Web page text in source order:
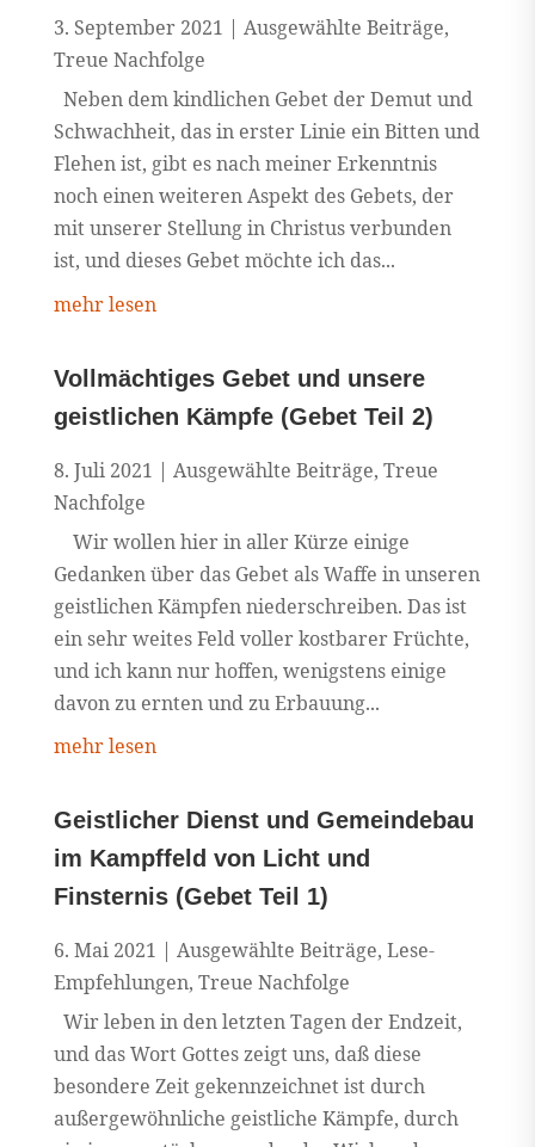
3. September 2021 | Ausgewählte Beiträge,
Treue Nachfolge
Neben dem kindlichen Gebet der Demut und
Schwachheit, das in erster Linie ein Bitten und
Flehen ist, gibt es nach meiner Erkenntnis
noch einen weiteren Aspekt des Gebets, der
mit unserer Stellung in Christus verbunden
ist, und dieses Gebet möchte ich das...
mehr lesen
Vollmächtiges Gebet und unsere
geistlichen Kämpfe (Gebet Teil 2)
8. Juli 2021 | Ausgewählte Beiträge, Treue
Nachfolge
Wir wollen hier in aller Kürze einige
Gedanken über das Gebet als Waffe in unseren
geistlichen Kämpfen niederschreiben. Das ist
ein sehr weites Feld voller kostbarer Früchte,
und ich kann nur hoffen, wenigstens einige
davon zu ernten und zu Erbauung...
mehr lesen
Geistlicher Dienst und Gemeindebau
im Kampffeld von Licht und
Finsternis (Gebet Teil 1)
6. Mai 2021 | Ausgewählte Beiträge, Lese-
Empfehlungen, Treue Nachfolge
Wir leben in den letzten Tagen der Endzeit,
und das Wort Gottes zeigt uns, daß diese
besondere Zeit gekennzeichnet ist durch
außergewöhnliche geistliche Kämpfe, durch